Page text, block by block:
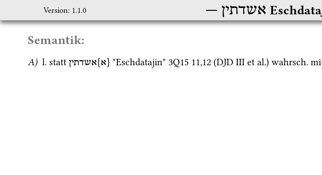
אשדתין Version: 1.1.0
Semantik:
A) l. statt {א}אשדתין "Eschdatajin" 3Q15 11,12 (DJD III et al.) wahrsch.